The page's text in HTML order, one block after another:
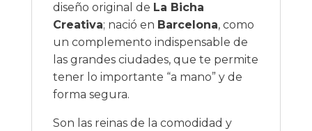
diseño original de La Bicha
Creativa; nació en Barcelona, como
un complemento indispensable de
las grandes ciudades, que te permite
tener lo importante “a mano” y de
forma segura.
Son las reinas de la comodidad y